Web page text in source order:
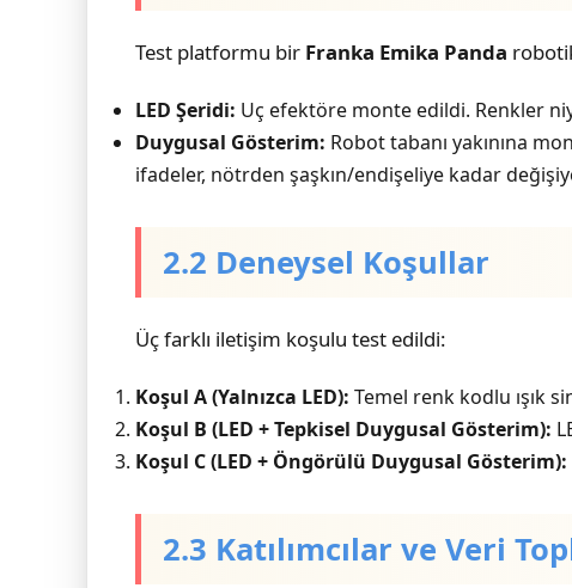
Test platformu bir Franka Emika Panda
LED Şeridi: Uç efektöre monte edildi. Renkler
Duygusal Gösterim: Robot tabanı yakınına
ifadeler, nötrden şaşkın/endişeliye kadar
2.2 Deneysel Koşullar
Üç farklı iletişim koşulu test edildi:
Koşul A (Yalnızca LED): Temel renk kodlu ışık
Koşul B (LED + Tepkisel Duygusal Gösterim):
Koşul C (LED + Öngörülü Duygusal Gösterim):
2.3 Katılımcılar ve Veri